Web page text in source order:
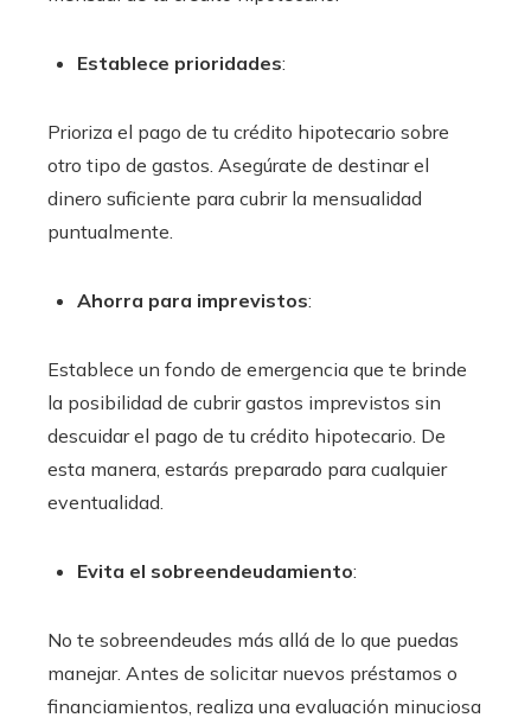
Establece prioridades:
Prioriza el pago de tu crédito hipotecario sobre
otro tipo de gastos. Asegúrate de destinar el
dinero suficiente para cubrir la mensualidad
puntualmente.
Ahorra para imprevistos:
Establece un fondo de emergencia que te brinde
la posibilidad de cubrir gastos imprevistos sin
descuidar el pago de tu crédito hipotecario. De
esta manera, estarás preparado para cualquier
eventualidad.
Evita el sobreendeudamiento:
No te sobreendeudes más allá de lo que puedas
manejar. Antes de solicitar nuevos préstamos o
financiamientos, realiza una evaluación minuciosa